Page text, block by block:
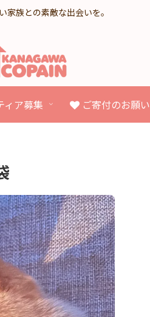
家族との素敵な出会いを。
ア募集 ご寄付のお願い